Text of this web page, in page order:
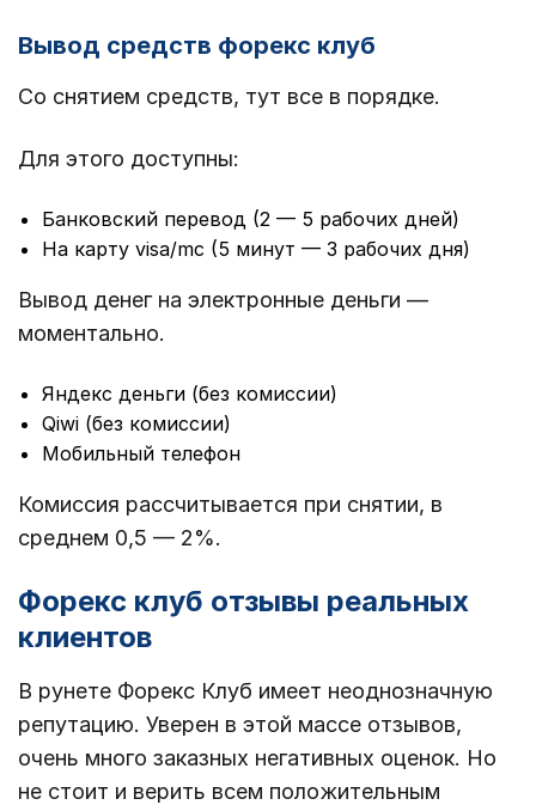
Вывод средств форекс клуб
Со снятием средств, тут все в порядке.
Для этого доступны:
Банковский перевод (2 — 5 рабочих дней)
На карту visa/mc (5 минут — 3 рабочих дня)
Вывод денег на электронные деньги —
моментально.
Яндекс деньги (без комиссии)
Qiwi (без комиссии)
Мобильный телефон
Комиссия рассчитывается при снятии, в
среднем 0,5 — 2%.
Форекс клуб отзывы реальных
клиентов
В рунете Форекс Клуб имеет неоднозначную
репутацию. Уверен в этой массе отзывов,
очень много заказных негативных оценок. Но
не стоит и верить всем положительным